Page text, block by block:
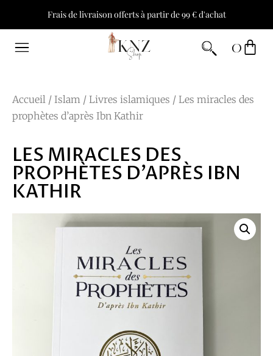
Frais de livraison offerts à partir de 99 € d'achat
0
Accueil / Islam / Livres islamiques / Les miracles des
prophètes d’après Ibn Kathir
LES MIRACLES DES
PROPHÈTES D’APRÈS IBN
KATHIR